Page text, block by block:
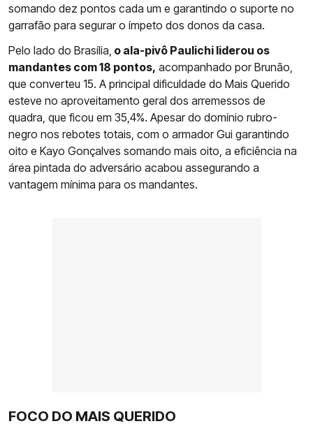
somando dez pontos cada um e garantindo o suporte no
garrafão para segurar o ímpeto dos donos da casa.
Pelo lado do Brasília, o ala-pivô Paulichi liderou os
mandantes com 18 pontos, acompanhado por Brunão,
que converteu 15. A principal dificuldade do Mais Querido
esteve no aproveitamento geral dos arremessos de
quadra, que ficou em 35,4%. Apesar do domínio rubro-
negro nos rebotes totais, com o armador Gui garantindo
oito e Kayo Gonçalves somando mais oito, a eficiência na
área pintada do adversário acabou assegurando a
vantagem mínima para os mandantes.
FOCO DO MAIS QUERIDO